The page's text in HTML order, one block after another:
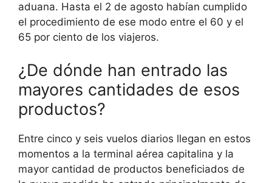
aduana. Hasta el 2 de agosto habían cumplido
el procedimiento de ese modo entre el 60 y el
65 por ciento de los viajeros.
¿De dónde han entrado las
mayores cantidades de esos
productos?
Entre cinco y seis vuelos diarios llegan en estos
momentos a la terminal aérea capitalina y la
mayor cantidad de productos beneficiados de